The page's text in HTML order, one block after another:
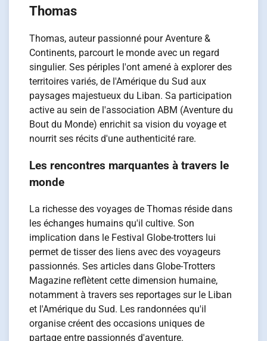
Thomas
Thomas, auteur passionné pour Aventure &
Continents, parcourt le monde avec un regard
singulier. Ses périples l'ont amené à explorer des
territoires variés, de l'Amérique du Sud aux
paysages majestueux du Liban. Sa participation
active au sein de l'association ABM (Aventure du
Bout du Monde) enrichit sa vision du voyage et
nourrit ses récits d'une authenticité rare.
Les rencontres marquantes à travers le
monde
La richesse des voyages de Thomas réside dans
les échanges humains qu'il cultive. Son
implication dans le Festival Globe-trotters lui
permet de tisser des liens avec des voyageurs
passionnés. Ses articles dans Globe-Trotters
Magazine reflètent cette dimension humaine,
notamment à travers ses reportages sur le Liban
et l'Amérique du Sud. Les randonnées qu'il
organise créent des occasions uniques de
partage entre passionnés d'aventure.